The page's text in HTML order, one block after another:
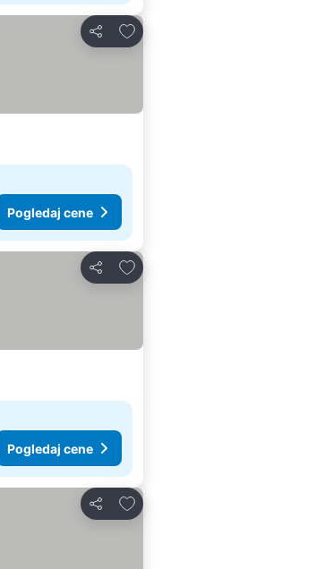
Deli
Dodati u favorite
Pogledaj cene
Deli
Dodati u favorite
Pogledaj cene
Deli
Dodati u favorite